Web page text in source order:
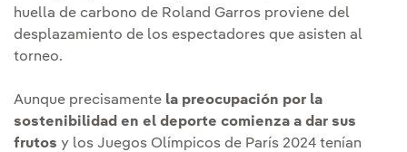
huella de carbono de Roland Garros proviene del
desplazamiento de los espectadores que asisten al
torneo.
Aunque precisamente la preocupación por la
sostenibilidad en el deporte comienza a dar sus
frutos y los Juegos Olímpicos de París 2024 tenían